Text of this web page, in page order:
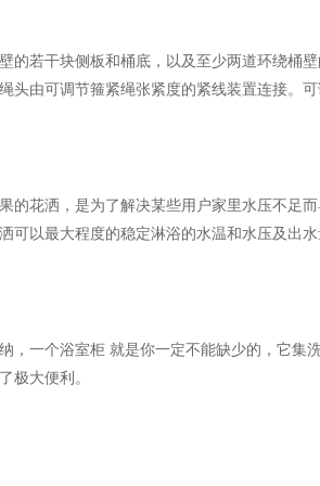
的若干块侧板和桶底，以及至少两道环绕桶
头由可调节箍紧绳张紧度的紧线装置连接。
的花洒，是为了解决某些用户家里水压不足
可以最大程度的稳定淋浴的水温和水压及出水
，一个浴室柜 就是你一定不能缺少的，它集
极大便利。